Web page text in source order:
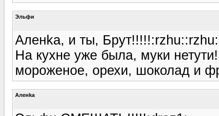
Эльфи
Аленka, и ты,
На кухне уже была, муки
мороженое, орехи, шоколад и
Аленka